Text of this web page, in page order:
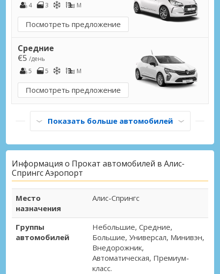
4
3 M
Посмотреть предложение
Средние
€5 /день
5
5 M
Посмотреть предложение
Показать больше автомобилей
Информация о Прокат автомобилей в Алис-
Спрингс Аэропорт
Место
назначения
Алис-Спрингс
Группы
автомобилей
Небольшие, Средние,
Большие, Универсал, Минивэн,
Внедорожник,
Автоматическая, Премиум-
класс.